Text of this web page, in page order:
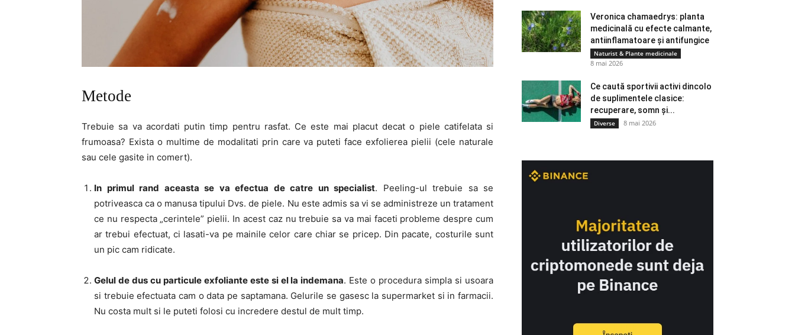
Metode
Trebuie sa va acordati putin timp pentru rasfat. Ce este mai placut decat o piele catifelata si
frumoasa? Exista o multime de modalitati prin care va puteti face exfolierea pielii (cele naturale
sau cele gasite in comert).
In primul rand aceasta se va efectua de catre un specialist. Peeling-ul trebuie sa se
potriveasca ca o manusa tipului Dvs. de piele. Nu este admis sa vi se administreze un tratament
ce nu respecta „cerintele” pielii. In acest caz nu trebuie sa va mai faceti probleme despre cum
ar trebui efectuat, ci lasati-va pe mainile celor care chiar se pricep. Din pacate, costurile sunt
un pic cam ridicate.
Gelul de dus cu particule exfoliante este si el la indemana. Este o procedura simpla si usoara
si trebuie efectuata cam o data pe saptamana. Gelurile se gasesc la supermarket si in farmacii.
Nu costa mult si le puteti folosi cu incredere destul de mult timp.
Veronica chamaedrys: planta
medicinală cu efecte calmante,
antiinflamatoare și antifungice
Naturist & Plante medicinale
8 mai 2026
Ce caută sportivii activi dincolo
de suplimentele clasice:
recuperare, somn și...
Diverse 8 mai 2026